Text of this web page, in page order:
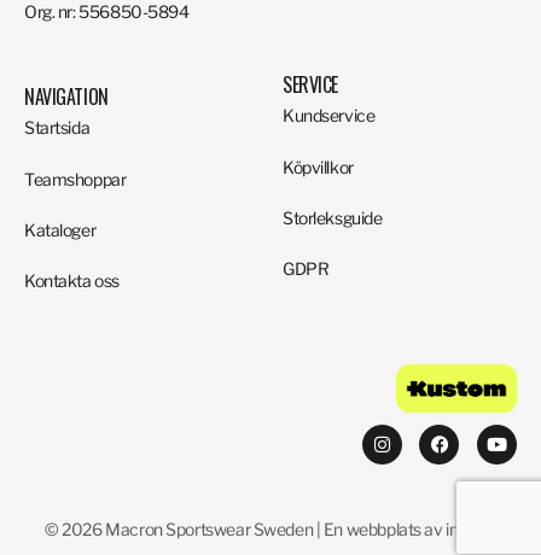
Org. nr: 556850-5894
NAVIGATION
Startsida
Teamshoppar
Kataloger
Kontakta oss
SERVICE
Kundservice
Köpvillkor
Storleksguide
GDPR
© 2026 Macron Sportswear Sweden | En webbplats av invistic